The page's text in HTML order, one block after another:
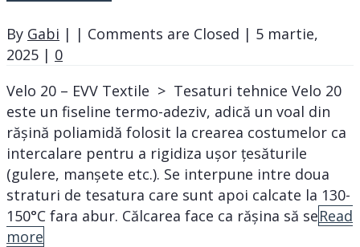
By Gabi | | Comments are Closed | 5 martie,
2025 | 0
Velo 20 – EVV Textile > Tesaturi tehnice Velo 20
este un fiseline termo-adeziv, adică un voal din
rășină poliamidă folosit la crearea costumelor ca
intercalare pentru a rigidiza ușor țesăturile
(gulere, manșete etc.). Se interpune intre doua
straturi de tesatura care sunt apoi calcate la 130-
150°C fara abur. Călcarea face ca rășina să seRead
more